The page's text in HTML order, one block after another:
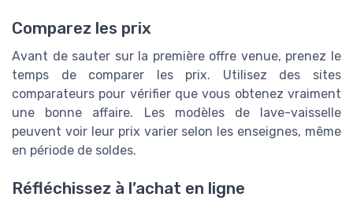
Comparez les prix
Avant de sauter sur la première offre venue, prenez le
temps de comparer les prix. Utilisez des sites
comparateurs pour vérifier que vous obtenez vraiment
une bonne affaire. Les modèles de lave-vaisselle
peuvent voir leur prix varier selon les enseignes, même
en période de soldes.
Réfléchissez à l’achat en ligne